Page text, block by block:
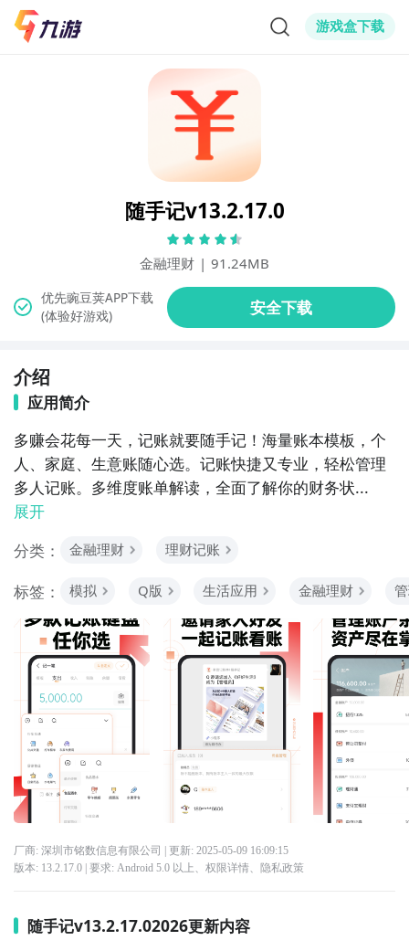
游戏盒下载
随手记v13.2.17.0
金融理财 | 91.24MB
(体验好游戏)
介绍
应用简介
多赚会花每一天，记账就要随手记！海量账本模板，个
人、家庭、生意账随心选。记账快捷又专业，轻松管理
多人记账。多维度账单解读，全面了解你的财务状...
展开
分类：
金融理财 理财记账
标签： 模拟 Q版 生活应用 金融理财
厂商: 深圳市铭数信息有限公司 | 更新: 2025-05-09 16:09:15
版本: 13.2.17.0| 要求: Android 5.0 以上、 权限详情、 隐私政策
随手记v13.2.17.02026更新内容